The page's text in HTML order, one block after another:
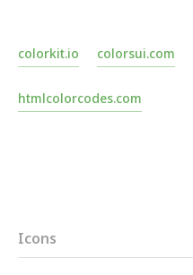
colorkit.io colorsui.com
htmlcolorcodes.com
Icons